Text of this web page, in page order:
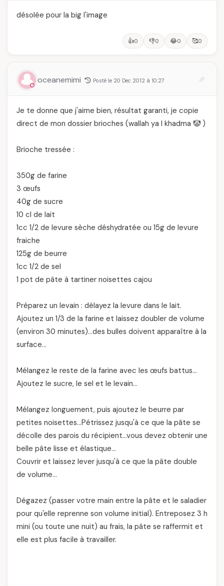
désolée pour la big l'image
👍0 👎0 😂0 🥰0
oceanemimi Posté le 20 Dec 2012 à 10:27
Je te donne que j'aime bien, résultat garanti, je copie
direct de mon dossier brioches (wallah ya l khadma 🤡 )
Brioche tressée :
350g de farine
3 œufs
40g de sucre
10 cl de lait
1cc 1/2 de levure sèche déshydratée ou 15g de levure
fraiche
125g de beurre
1cc 1/2 de sel
1 pot de pâte à tartiner noisettes cajou
Préparez un levain : délayez la levure dans le lait.
Ajoutez un 1/3 de la farine et laissez doubler de volume
(environ 30 minutes)…des bulles doivent apparaître à la
surface…
Mélangez le reste de la farine avec les œufs battus…
Ajoutez le sucre, le sel et le levain…
Mélangez longuement, puis ajoutez le beurre par
petites noisettes…Pétrissez jusqu'à ce que la pâte se
décolle des parois du récipient…vous devez obtenir une
belle pâte lisse et élastique…
Couvrir et laissez lever jusqu'à ce que la pâte double
de volume…
Dégazez (passer votre main entre la pâte et le saladier
pour qu'elle reprenne son volume initial). Entreposez 3 h
mini (ou toute une nuit) au frais, la pâte se raffermit et
elle est plus facile à travailler.